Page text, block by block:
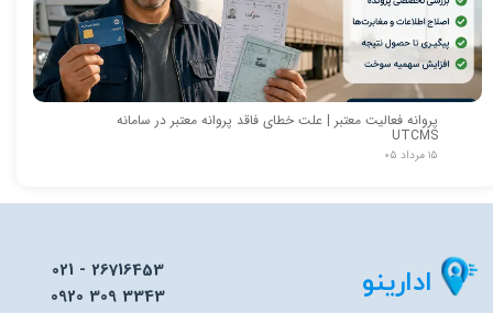
پروانه فعالیت معتبر | علت خطای فاقد پروانه معتبر در سامانه
UTCMS
۱۵ مرداد ۰۵
ادارینو
021 - 26716453
0920 309 3343